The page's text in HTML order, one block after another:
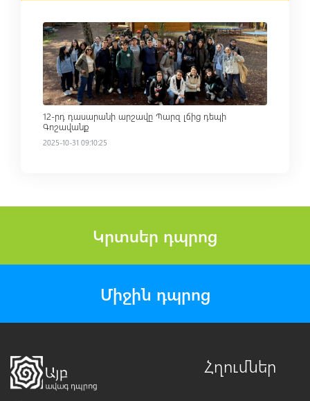
Read more
12-րդ դասարանի արշավը Պարզ լճից դեպի
Գոշավանք
2025-10-31 09:10:25
Կրտսեր դպրոց
Միջին դպրոց
Հղումներ